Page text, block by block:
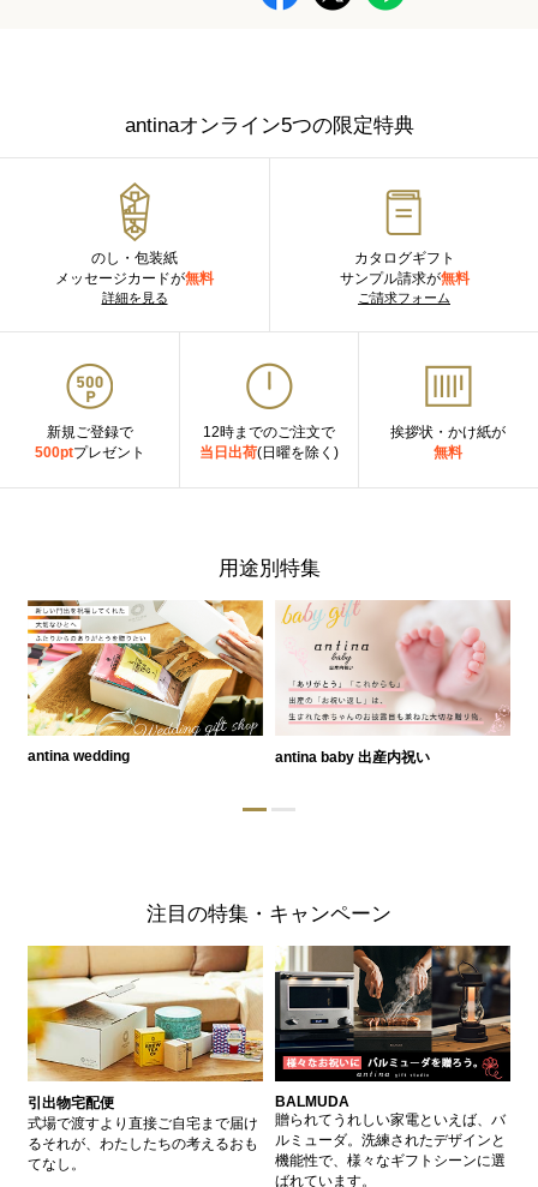
antinaオンライン5つの限定特典
のし・包装紙
メッセージカードが無料
詳細を見る
カタログギフト
サンプル請求が無料
ご請求フォーム
新規ご登録で
500ptプレゼント
12時までのご注文で
当日出荷(日曜を除く)
挨拶状・かけ紙が
無料
用途別特集
antina wedding antina baby 出産内祝い
注目の特集・キャンペーン
引出物宅配便
式場で渡すより直接ご自宅まで届け
るそれが、わたしたちの考えるおも
てなし。
BALMUDA
贈られてうれしい家電といえば、バ
ルミューダ。洗練されたデザインと
機能性で、様々なギフトシーンに選
ばれています。